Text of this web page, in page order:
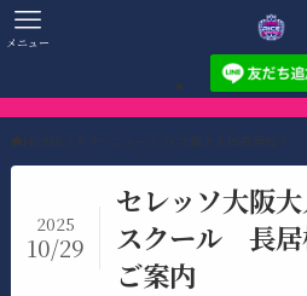
メニュー
HOME クラブニュース C大阪大人BS長居校
セレッソ大阪
スクール 長居
ご案内
2025
10/29